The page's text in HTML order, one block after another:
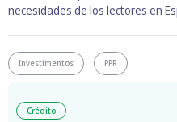
necesidades de los lectores en
Investimentos PPR
Crédito